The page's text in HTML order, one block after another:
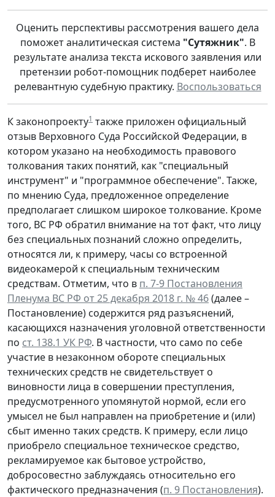
Оценить перспективы рассмотрения вашего дела
поможет аналитическая система "Сутяжник". В
результате анализа текста искового заявления или
претензии робот-помощник подберет наиболее
релевантную судебную практику. Воспользоваться
К законопроекту1 также приложен официальный
отзыв Верховного Суда Российской Федерации, в
котором указано на необходимость правового
толкования таких понятий, как "специальный
инструмент" и "программное обеспечение". Также,
по мнению Суда, предложенное определение
предполагает слишком широкое толкование. Кроме
того, ВС РФ обратил внимание на тот факт, что лицу
без специальных познаний сложно определить,
относятся ли, к примеру, часы со встроенной
видеокамерой к специальным техническим
средствам. Отметим, что в п. 7-9 Постановления
Пленума ВС РФ от 25 декабря 2018 г. № 46(далее –
Постановление) содержится ряд разъяснений,
касающихся назначения уголовной ответственности
по ст. 138.1 УК РФ. В частности, что само по себе
участие в незаконном обороте специальных
технических средств не свидетельствует о
виновности лица в совершении преступления,
предусмотренного упомянутой нормой, если его
умысел не был направлен на приобретение и (или)
сбыт именно таких средств. К примеру, если лицо
приобрело специальное техническое средство,
рекламируемое как бытовое устройство,
добросовестно заблуждаясь относительно его
фактического предназначения (п. 9 Постановления).